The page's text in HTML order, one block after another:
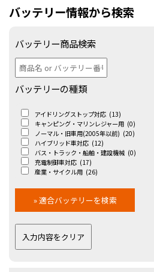
バッテリー情報から検索
バッテリー商品検索
バッテリーの種類
アイドリングストップ対応 (13)
キャンピング・マリンレジャー用 (0)
ノーマル・旧車用(2005年以前) (20)
ハイブリッド車対応 (12)
バス・トラック・船舶・建設機械 (0)
充電制御車対応 (17)
産業・サイクル用 (26)